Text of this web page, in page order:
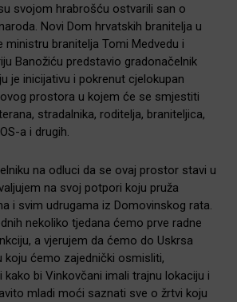
svojom hrabrošću ostvarili san o
Novi Dom hrvatskih branitelja u
ministru branitelja Tomi Medvedu i
Banožiću predstavio gradonačelnik
je inicijativu i pokrenut cjelokupan
prostora u kojem će se smjestiti
stradalnika, roditelja, braniteljica,
a i drugih.
na odluci da se ovaj prostor stavi u
na svoj potpori koju pruža
i svim udrugama iz Domovinskog rata.
nekoliko tjedana ćemo prve radne
a vjerujem da ćemo do Uskrsa
koju ćemo zajednički osmisliti,
bi Vinkovčani imali trajnu lokaciju i
mladi moći saznati sve o žrtvi koju